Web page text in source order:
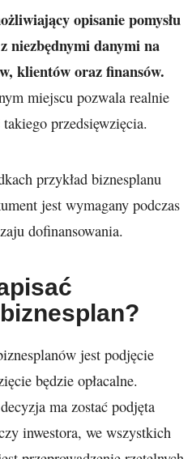
opisanie pomysłu
niezbędnymi danymi na
klientów oraz finansów.
miejscu pozwala realnie
przedsięwzięcia.
przykład biznesplanu
jest wymagany podczas
dofinansowania.
jest podjęcie
będzie opłacalne.
ma zostać podjęta
inwestora, we wszystkich